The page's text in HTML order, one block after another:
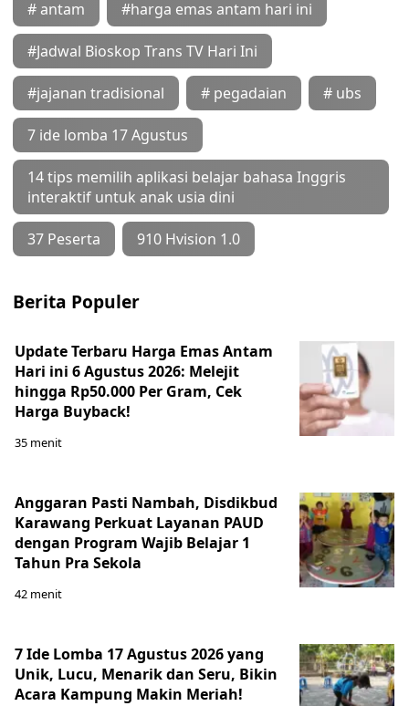
# antam #harga emas antam hari ini
#Jadwal Bioskop Trans TV Hari Ini
#jajanan tradisional # pegadaian # ubs
7 ide lomba 17 Agustus
14 tips memilih aplikasi belajar bahasa Inggris
interaktif untuk anak usia dini
37 Peserta 910 Hvision 1.0
Berita Populer
Update Terbaru Harga Emas Antam
Hari ini 6 Agustus 2026: Melejit
hingga Rp50.000 Per Gram, Cek
Harga Buyback!
35 menit
Anggaran Pasti Nambah, Disdikbud
Karawang Perkuat Layanan PAUD
dengan Program Wajib Belajar 1
Tahun Pra Sekola
42 menit
7 Ide Lomba 17 Agustus 2026 yang
Unik, Lucu, Menarik dan Seru, Bikin
Acara Kampung Makin Meriah!